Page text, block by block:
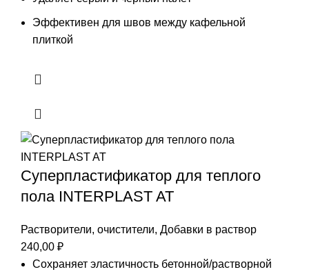
Эффективен для швов между кафельной
плиткой
Суперпластификатор для теплого
пола INTERPLAST AT
Растворители, очистители, Добавки в раствор
240,00 ₽
Сохраняет эластичность бетонной/растворной